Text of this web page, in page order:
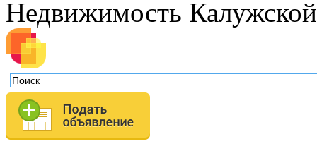
Недвижимость